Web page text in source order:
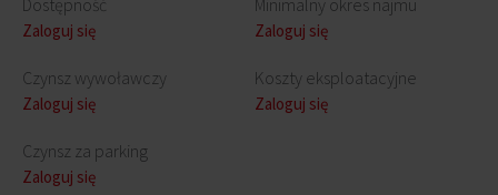
Dostępność
Zaloguj się
Czynsz wywoławczy
Zaloguj się
Czynsz za parking
Zaloguj się
Minimalny okres najmu
Zaloguj się
Koszty eksploatacyjne
Zaloguj się